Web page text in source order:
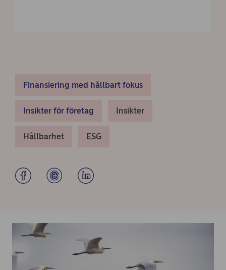
Finansiering med hållbart fokus
Insikter för företag Insikter
Hållbarhet ESG